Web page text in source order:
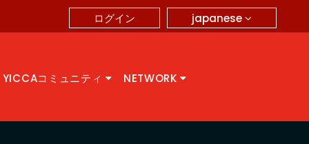
japanese
ログイン
YICCAコミュニティ NETWORK